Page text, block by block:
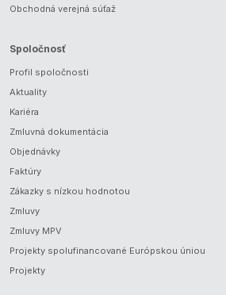
Obchodná verejná súťaž
Spoločnosť
Profil spoločnosti
Aktuality
Kariéra
Zmluvná dokumentácia
Objednávky
Faktúry
Zákazky s nízkou hodnotou
Zmluvy
Zmluvy MPV
Projekty spolufinancované Európskou úniou
Projekty